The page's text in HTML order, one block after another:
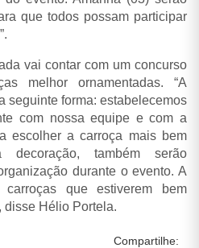
que todos possam participar
vai contar com um concurso
melhor ornamentadas. “A
seguinte forma: estabelecemos
com nossa equipe e com a
escolher a carroça mais bem
decoração, também serão
durante o evento. A
que estiverem bem
disse Hélio Portela.
Compartilhe: